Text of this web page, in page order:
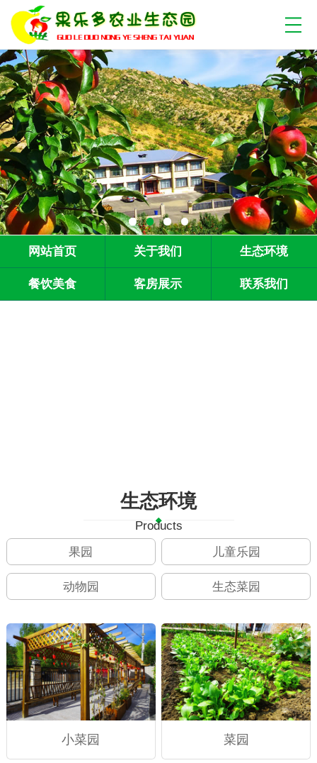
网站首页 关于我们 生态环境
餐饮美食 客房展示 联系我们
生态环境
Products
果园
儿童乐园
动物园 生态菜园
小菜园 菜园